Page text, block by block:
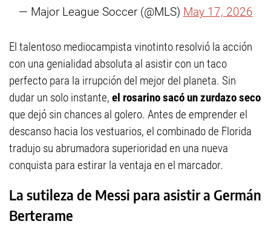
— Major League Soccer (@MLS) May 17, 2026
El talentoso mediocampista vinotinto resolvió la acción
con una genialidad absoluta al asistir con un taco
perfecto para la irrupción del mejor del planeta. Sin
dudar un solo instante, el rosarino sacó un zurdazo seco
que dejó sin chances al golero. Antes de emprender el
descanso hacia los vestuarios, el combinado de Florida
tradujo su abrumadora superioridad en una nueva
conquista para estirar la ventaja en el marcador.
La sutileza de Messi para asistir a Germán
Berterame